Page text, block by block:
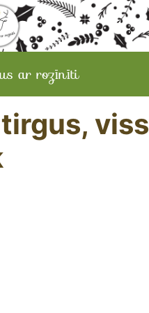
viss